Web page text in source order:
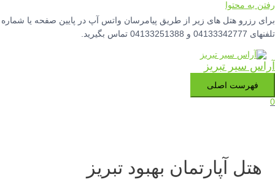
رفتن به محتوا
برای رزرو هتل های زیر از طریق پیامرسان واتس آپ در پایین صفحه یا شماره
تلفنهای 04133342777 و 04133251388 تماس بگیرید.
آراس سیر تبریز
فهرست اصلی
0
هتل آپارتمان بهبود تبریز